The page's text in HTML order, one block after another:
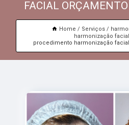
FACIAL
Home Serviços
harmonização
procedimento harmonização